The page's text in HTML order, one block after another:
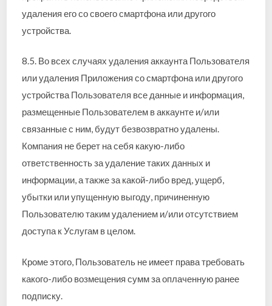
удаления его со своего смартфона или другого
устройства.
8.5. Во всех случаях удаления аккаунта Пользователя
или удаления Приложения со смартфона или другого
устройства Пользователя все данные и информация,
размещенные Пользователем в аккаунте и/или
связанные с ним, будут безвозвратно удалены.
Компания не берет на себя какую-либо
ответственность за удаление таких данных и
информации, а также за какой-либо вред, ущерб,
убытки или упущенную выгоду, причиненную
Пользователю таким удалением и/или отсутствием
доступа к Услугам в целом.
Кроме этого, Пользователь не имеет права требовать
какого-либо возмещения сумм за оплаченную ранее
подписку.